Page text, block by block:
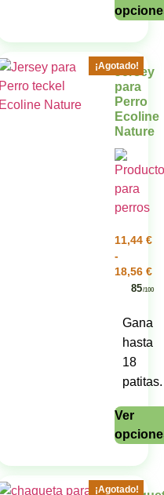
¡Agotado!
Jersey
para
Perro
Ecoline
Nature
11,44 €
-
18,56 €
85/100
Gana
hasta
18
patitas.
Ver
¡Agotado!